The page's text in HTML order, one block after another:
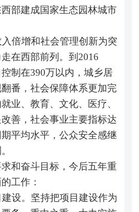
部建成国家生态园林城市
增和社会管理创新为突
在西部前列。到2016
制在390万以内，城乡居
番，社会保障体系更加完
业、教育、文化、医疗、
善，社会事业主要指标达
平均水平，公众安全感继
和奋斗目标，今后五年重
工作：
设。坚持把项目建设作为